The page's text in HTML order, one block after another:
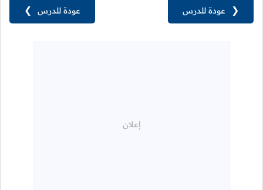
عودة للدرس ❯ ❮ عودة للدرس